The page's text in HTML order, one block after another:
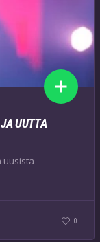
UUTTA
uusista
0